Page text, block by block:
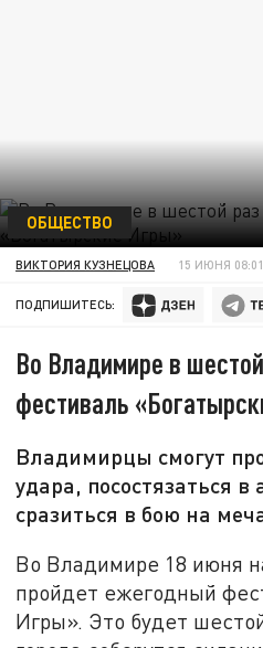
ОБЩЕСТВО
ВИКТОРИЯ КУЗНЕЦОВА 15 ИЮНЯ 08:01
ПОДПИШИТЕСЬ:
Во Владимире в
фестиваль
Владимирцы смогут
удара, посостязаться в
сразиться в бою на
Во Владимире 18 июня
пройдет ежегодный
Игры». Это будет